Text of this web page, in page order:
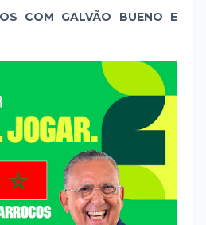
COM GALVÃO BUENO E